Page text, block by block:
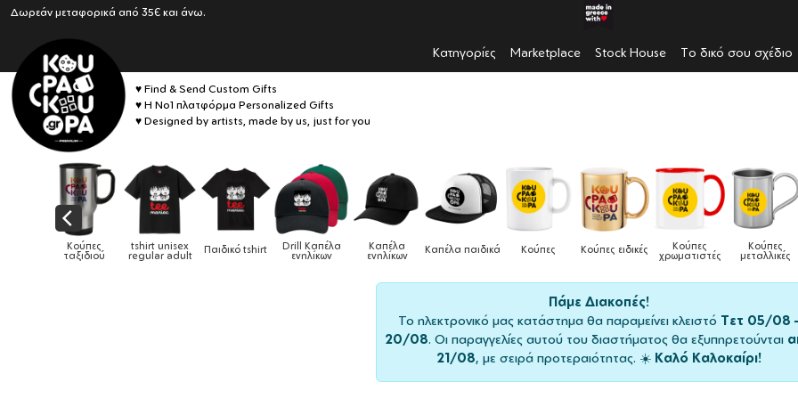
Δωρεάν μεταφορικά από 35€ και άνω.
Κατηγορίες Marketplace Stock House Το δικό σου σχέδιο
♥ Find & Send Custom Gifts
♥ Η No1 πλατφόρμα Personalized Gifts
♥ Designed by artists, made by us, just for you
Κούπες
ταξιδιού
tshirt unisex
regular adult Παιδικό tshirt Drill Καπέλα
ενηλίκων
Καπέλα
ενηλίκων Καπέλα παιδικά Κούπες Κούπες ειδικές Κούπες
χρωματιστές
Κούπες
μεταλλικές
Πάμε Διακοπές!
Το ηλεκτρονικό μας κατάστημα θα παραμείνει κλειστό Τετ 05/08
20/08. Οι παραγγελίες αυτού του διαστήματος θα εξυπηρετούνται
21/08, με σειρά προτεραιότητας. ☀️ Καλό Καλοκαίρι!